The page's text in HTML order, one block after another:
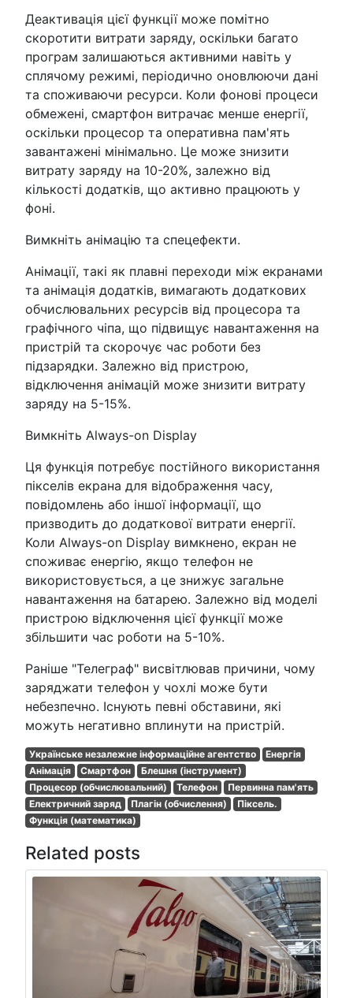
Деактивація цієї функції може помітно
скоротити витрати заряду, оскільки багато
програм залишаються активними навіть у
сплячому режимі, періодично оновлюючи дані
та споживаючи ресурси. Коли фонові процеси
обмежені, смартфон витрачає менше енергії,
оскільки процесор та оперативна пам'ять
завантажені мінімально. Це може знизити
витрату заряду на 10-20%, залежно від
кількості додатків, що активно працюють у
фоні.
Вимкніть анімацію та спецефекти.
Анімації, такі як плавні переходи між екранами
та анімація додатків, вимагають додаткових
обчислювальних ресурсів від процесора та
графічного чіпа, що підвищує навантаження на
пристрій та скорочує час роботи без
підзарядки. Залежно від пристрою,
відключення анімацій може знизити витрату
заряду на 5-15%.
Вимкніть Always-on Display
Ця функція потребує постійного використання
пікселів екрана для відображення часу,
повідомлень або іншої інформації, що
призводить до додаткової витрати енергії.
Коли Always-on Display вимкнено, екран не
споживає енергію, якщо телефон не
використовується, а це знижує загальне
навантаження на батарею. Залежно від моделі
пристрою відключення цієї функції може
збільшити час роботи на 5-10%.
Раніше "Телеграф" висвітлював причини, чому
заряджати телефон у чохлі може бути
небезпечно. Існують певні обставини, які
можуть негативно вплинути на пристрій.
Українське незалежне інформаційне агентство
Енергія
Анімація
Смартфон
Блешня (інструмент)
Процесор (обчислювальний)
Телефон
Первинна пам'ять
Електричний заряд
Плагін (обчислення)
Піксель.
Функція (математика)
Related posts